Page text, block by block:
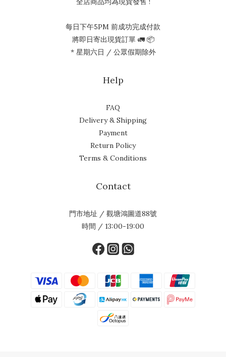
每日下午5PM 前成功完成付款
將即日寄出現貨訂單 🚛 📦
* 星期六日 / 公眾假期除外
Help
FAQ
Delivery & Shipping
Payment
Return Policy
Terms & Conditions
Contact
門市地址 / 觀塘鴻圖道88號
時間 / 13:00-19:00